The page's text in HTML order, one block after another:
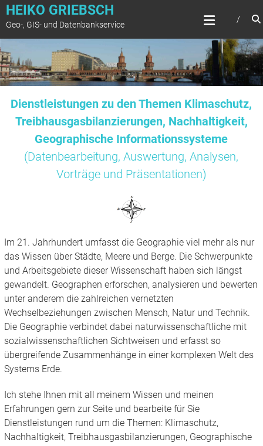
Zum
springen
HEIKO GRIEBSCH
Geo-, GIS- und Datenbankservice
Dienstleistungen zu den Themen Klimaschutz,
Treibhausgasbilanzierungen, Nachhaltigkeit,
Geographische Informationssysteme
(Datenbearbeitung, Auswertung, Analysen,
Vorträge und Präsentationen)
Im 21. Jahrhundert umfasst die Geographie viel mehr als nur
das Wissen über Städte, Meere und Berge. Die Schwerpunkte
und Arbeitsgebiete dieser Wissenschaft haben sich längst
gewandelt. Geographen erforschen, analysieren und bewerten
unter anderem die zahlreichen vernetzten
Wechselbeziehungen zwischen Mensch, Natur und Technik.
Die Geographie verbindet dabei naturwissenschaftliche mit
sozialwissenschaftlichen Sichtweisen und erfasst so
übergreifende Zusammenhänge in einer komplexen Welt des
Systems Erde.
Ich stehe Ihnen mit all meinem Wissen und meinen
Erfahrungen gern zur Seite und bearbeite für Sie
Dienstleistungen rund um die Themen: Klimaschutz,
Nachhaltigkeit, Treibhausgasbilanzierungen, Geographische